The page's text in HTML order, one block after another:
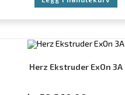
Herz Ekstruder ExOn 3A